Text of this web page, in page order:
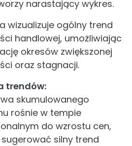
narastający wykres.
wizualizuje ogólny trend
handlowej, umożliwiając
okresów zwiększonej
oraz stagnacji.
trendów:
skumulowanego
rośnie w tempie
do wzrostu cen,
silny trend